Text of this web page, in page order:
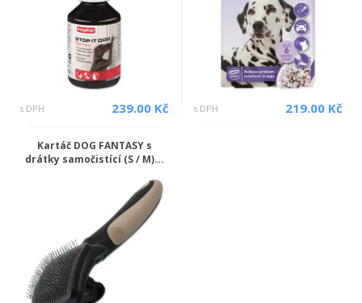
s DPH 239.00 Kč s DPH 219.00 Kč
Kartáč DOG FANTASY s
drátky samočistící (S / M)...